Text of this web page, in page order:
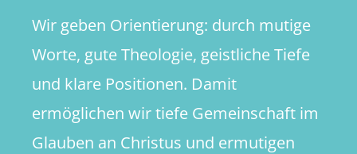
Wir geben Orientierung: durch mutige
Worte, gute Theologie, geistliche Tiefe
und klare Positionen. Damit
ermöglichen wir tiefe Gemeinschaft im
Glauben an Christus und ermutigen